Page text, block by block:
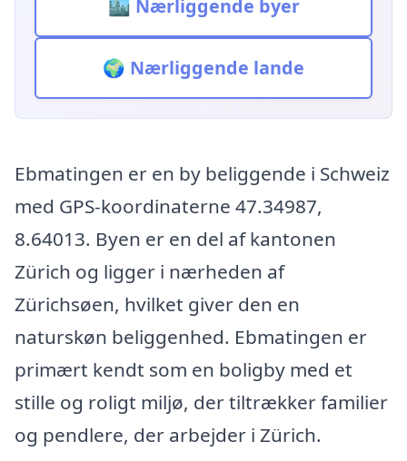
🏙️ Nærliggende byer
🌍 Nærliggende lande
Ebmatingen er en by beliggende i Schweiz
med GPS-koordinaterne 47.34987,
8.64013. Byen er en del af kantonen
Zürich og ligger i nærheden af
Zürichsøen, hvilket giver den en
naturskøn beliggenhed. Ebmatingen er
primært kendt som en boligby med et
stille og roligt miljø, der tiltrækker familier
og pendlere, der arbejder i Zürich.